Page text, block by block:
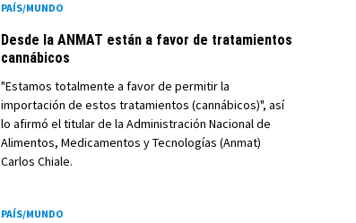
PAÍS/MUNDO
Desde la ANMAT están a favor de tratamientos
cannábicos
"Estamos totalmente a favor de permitir la
importación de estos tratamientos (cannábicos)", así
lo afirmó el titular de la Administración Nacional de
Alimentos, Medicamentos y Tecnologías (Anmat)
Carlos Chiale.
PAÍS/MUNDO